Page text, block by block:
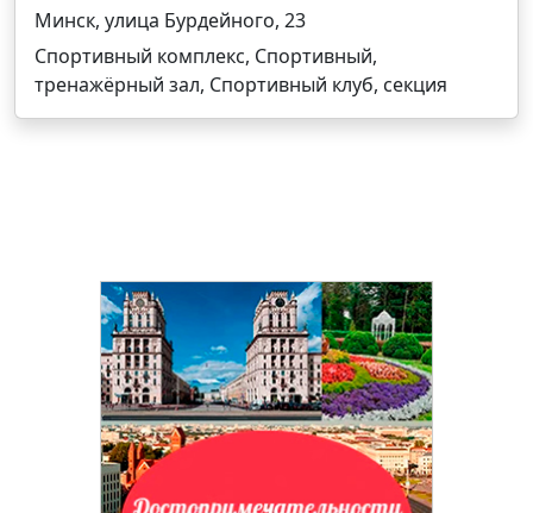
Минск, улица Бурдейного, 23
Спортивный комплекс, Спортивный,
тренажёрный зал, Спортивный клуб, секция